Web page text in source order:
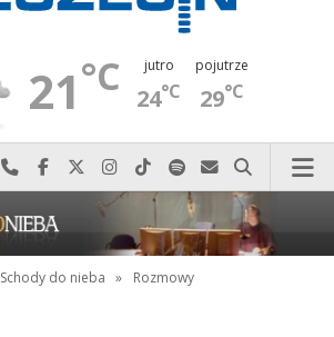
21°C jutro
24°C
pojutrze
29°C
Najlepiej po prostu do nas zadzwoń
Odwiedź nas na Facebook-u
Odwiedź nas na X
Odwiedź nas na Instagram-ie
Odwiedź nas na TikTok-u
Szukaj nas na Spotify
Wyślij do nas
Szukaj
Schody do nieba » Rozmowy